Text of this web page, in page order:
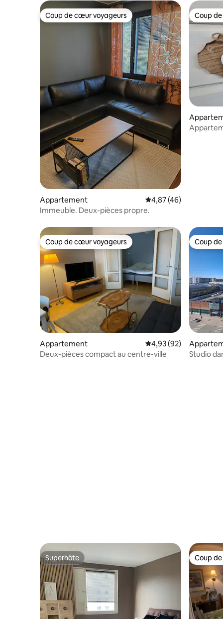
Coup de cœur voyageurs
Coup de cœur voyageurs
Appartement Évaluation moyenne
4,87 (46)
Immeuble. Deux-pièces propre.
Coup
Coup
Coup de cœur voyageurs
Coup de cœur voyageurs
Appartement Évaluation moyenne
4,93 (92)
Deux-pièces compact au centre-ville
Coup
Coup
Studio
Superhôte
Superhôte Coup
Coup